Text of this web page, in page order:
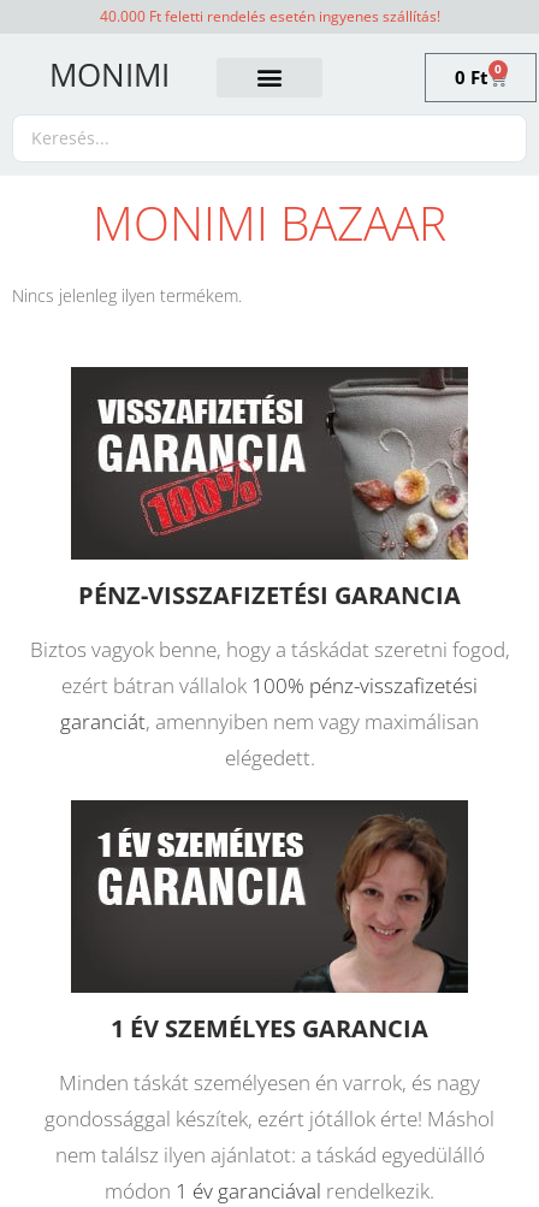
40.000 Ft feletti rendelés esetén ingyenes szállítás!
MONIMI 0 Ft 0
MONIMI BAZAAR
Nincs jelenleg ilyen termékem.
PÉNZ-VISSZAFIZETÉSI GARANCIA
Biztos vagyok benne, hogy a táskádat szeretni fogod,
ezért bátran vállalok 100% pénz-visszafizetési
garanciát, amennyiben nem vagy maximálisan
elégedett.
1 ÉV SZEMÉLYES GARANCIA
Minden táskát személyesen én varrok, és nagy
gondossággal készítek, ezért jótállok érte! Máshol
nem találsz ilyen ajánlatot: a táskád egyedülálló
módon 1 év garanciával rendelkezik.